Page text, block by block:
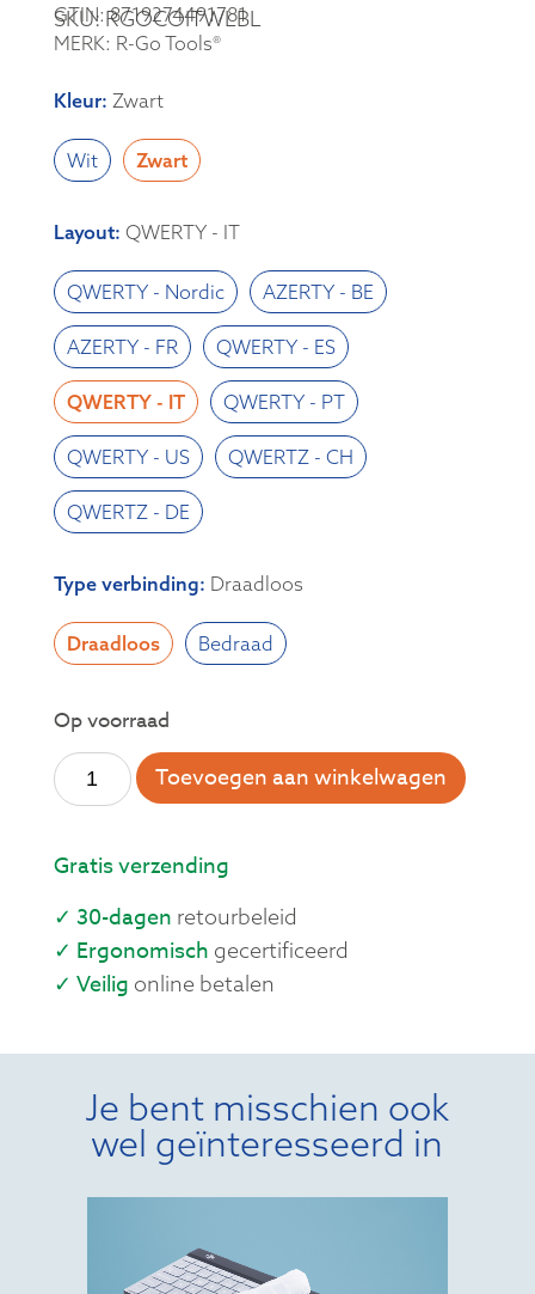
SKU: RGOCOITWLBL
GTIN: 8719274491781
MERK: R-Go Tools®
Kleur: Zwart
Wit Zwart
Layout: QWERTY - IT
QWERTY - Nordic AZERTY - BE
AZERTY - FR QWERTY - ES
QWERTY - IT QWERTY - PT
QWERTY - US QWERTZ - CH
QWERTZ - DE
Type verbinding: Draadloos
Draadloos Bedraad
Op voorraad
Toevoegen aan winkelwagen
Gratis verzending
✓ 30-dagen retourbeleid
✓ Ergonomisch gecertificeerd
✓ Veilig online betalen
Je bent misschien ook
wel geïnteresseerd in